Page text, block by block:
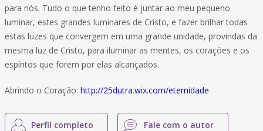
para nós. Tudo o que tenho feito é juntar ao meu pequeno
luminar, estes grandes luminares de Cristo, e fazer brilhar todas
estas luzes que convergem em uma grande unidade, provindas da
mesma luz de Cristo, para iluminar as mentes, os corações e os
espíritos que forem por elas alcançados.
Abrindo o Coração: http://25dutra.wix.com/eternidade
Perfil completo Fale com o autor